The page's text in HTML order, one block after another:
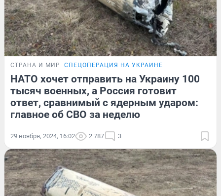
СТРАНА И МИР СПЕЦОПЕРАЦИЯ НА УКРАИНЕ
НАТО хочет отправить на Украину 100
тысяч военных, а Россия готовит
ответ, сравнимый с ядерным ударом:
главное об СВО за неделю
29 ноября, 2024, 16:02 2 787 3